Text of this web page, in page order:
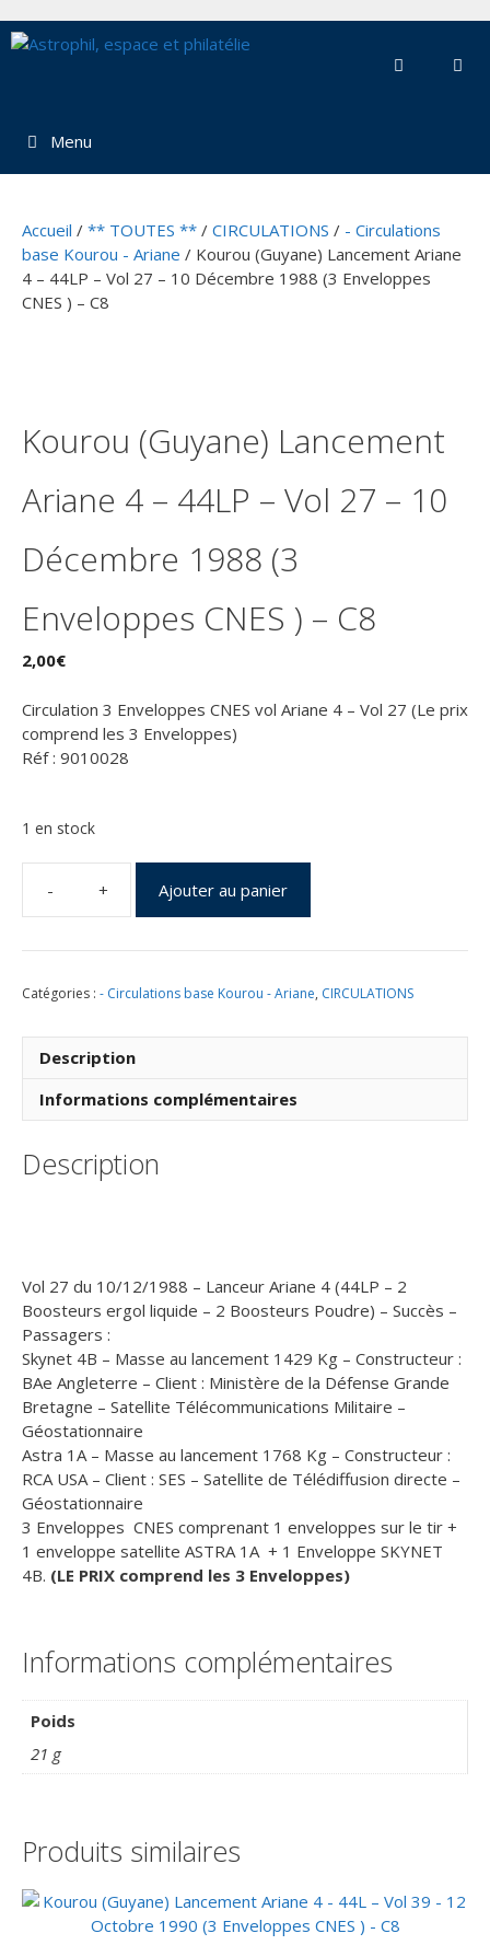
au
Menu
Accueil / ** TOUTES ** / CIRCULATIONS / - Circulations
base Kourou - Ariane / Kourou (Guyane) Lancement Ariane
4 – 44LP – Vol 27 – 10 Décembre 1988 (3 Enveloppes
CNES ) – C8
Kourou (Guyane) Lancement
Ariane 4 – 44LP – Vol 27 – 10
Décembre 1988 (3
Enveloppes CNES ) – C8
2,00€
Circulation 3 Enveloppes CNES vol Ariane 4 – Vol 27 (Le prix
comprend les 3 Enveloppes)
Réf : 9010028
1 en stock
quantité
de
Kourou
Lancement
-
44LP
–
27
(3
Enveloppes
)
-
C8
Ajouter au panier
Catégories : - Circulations base Kourou - Ariane, CIRCULATIONS
Description
Informations complémentaires
Description
Vol 27 du 10/12/1988 – Lanceur Ariane 4 (44LP – 2
Boosteurs ergol liquide – 2 Boosteurs Poudre) – Succès –
Passagers :
Skynet 4B – Masse au lancement 1429 Kg – Constructeur :
BAe Angleterre – Client : Ministère de la Défense Grande
Bretagne – Satellite Télécommunications Militaire –
Géostationnaire
Astra 1A – Masse au lancement 1768 Kg – Constructeur :
RCA USA – Client : SES – Satellite de Télédiffusion directe –
Géostationnaire
3 Enveloppes CNES comprenant 1 enveloppes sur le tir +
1 enveloppe satellite ASTRA 1A + 1 Enveloppe SKYNET
4B. (LE PRIX comprend les 3 Enveloppes)
Informations complémentaires
Poids
21 g
Produits similaires